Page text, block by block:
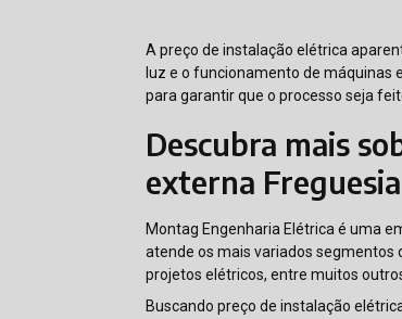
A preço de instalação elétrica
luz e o funcionamento de máquinas
para garantir que o processo seja
Descubra mais
externa
Montag Engenharia Elétrica é uma
atende os mais variados segmentos
projetos elétricos, entre muitos
Buscando preço de instalação